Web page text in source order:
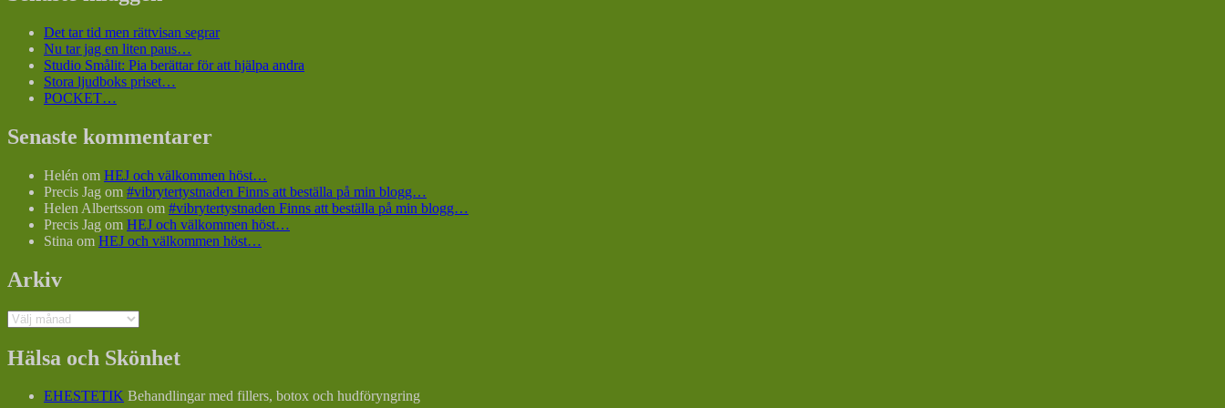
Det tar tid men rättvisan segrar
Nu tar jag en liten paus…
Studio Smålit: Pia berättar för att hjälpa andra
Stora ljudboks priset…
POCKET…
Senaste kommentarer
Helén om HEJ och välkommen höst…
Precis Jag om #vibrytertystnaden Finns att beställa på min blogg…
Helen Albertsson om #vibrytertystnaden Finns att beställa på min blogg…
Precis Jag om HEJ och välkommen höst…
Stina om HEJ och välkommen höst…
Arkiv
Arkiv
Hälsa och Skönhet
EHESTETIK Behandlingar med fillers, botox och hudföryngring